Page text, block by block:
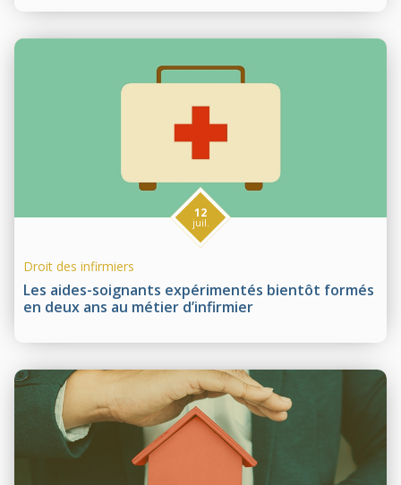
Les aides-soignants expérimentés bientôt formés
en deux ans au métier d’infirmier
12
juil.
Droit des infirmiers